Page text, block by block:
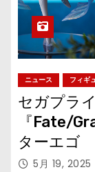
ニュース フィギ
セガプラ
『Fate/
ターエゴ
「ランサ
5月 19, 2025